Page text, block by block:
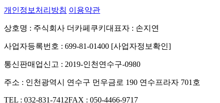
개인정보처리방침 이용약관
상호명 : 주식회사 더카페쿠키 대표자 : 손지연
사업자등록번호 : 699-81-01400 [사업자정보확인]
통신판매업신고 : 2019-인천연수구-0980
주소 : 인천광역시 연수구 먼우금로 190 연수프라자 701호
TEL : 032-831-7412FAX : 050-4466-9717